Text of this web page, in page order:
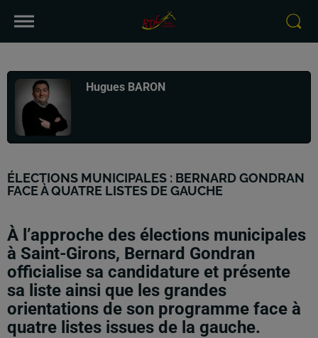
Hugues BARON
ÉLECTIONS MUNICIPALES : BERNARD GONDRAN
FACE À QUATRE LISTES DE GAUCHE
À l’approche des élections municipales
à Saint-Girons, Bernard Gondran
officialise sa candidature et présente
sa liste ainsi que les grandes
orientations de son programme face à
quatre listes issues de la gauche.